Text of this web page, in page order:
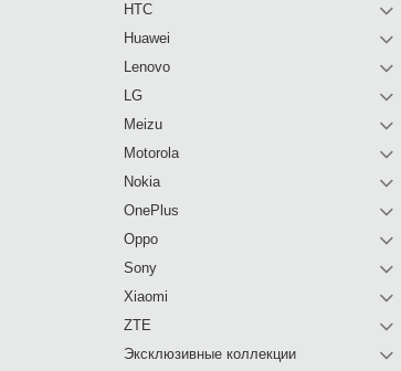
HTC
Huawei
Lenovo
LG
Meizu
Motorola
Nokia
OnePlus
Oppo
Sony
Xiaomi
ZTE
Эксклюзивные коллекции